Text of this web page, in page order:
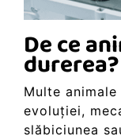
De ce
durerea?
Multe
evoluției,
slăbiciunea